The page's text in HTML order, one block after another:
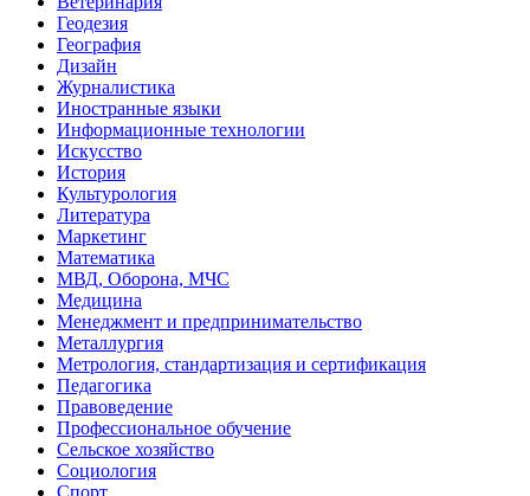
Геодезия
География
Дизайн
Журналистика
Иностранные языки
Информационные технологии
Искусство
История
Культурология
Литература
Маркетинг
Математика
МВД, Оборона, МЧС
Медицина
Менеджмент и предпринимательство
Металлургия
Метрология, стандартизация и сертификация
Педагогика
Правоведение
Профессиональное обучение
Сельское хозяйство
Социология
Спорт